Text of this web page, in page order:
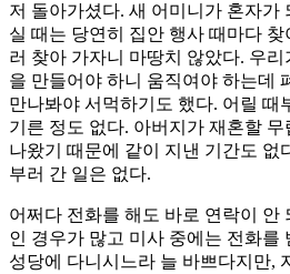
저 돌아가셨다. 새 어미니가 혼자가
실 때는 당연히 집안 행사 때마다
러 찾아 가자니 마땅치 않았다. 우
을 만들어야 하니 움직여야 하는데
만나봐야 서먹하기도 했다. 어릴 때
기른 정도 없다. 아버지가 재혼할
나왔기 때문에 같이 지낸 기간도 없
부러 간 일은 없다.
어쩌다 전화를 해도 바로 연락이 안
인 경우가 많고 미사 중에는 전화를
성당에 다니시느라 늘 바쁘다지만,